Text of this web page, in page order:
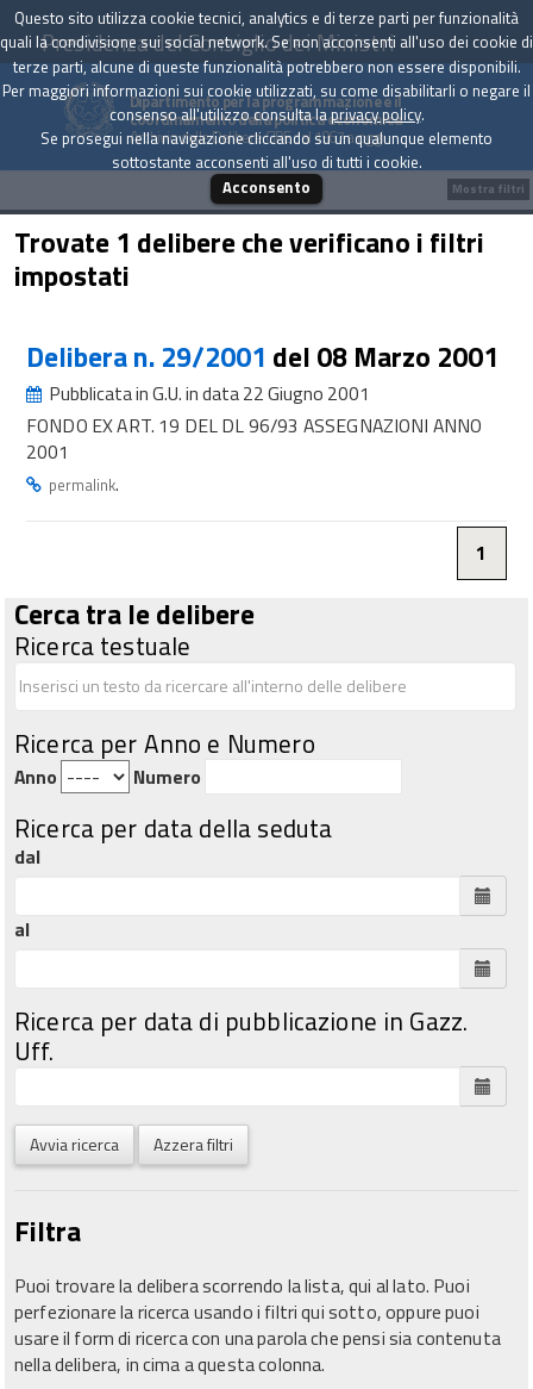
Presidenza del Consiglio dei Ministri
Dipartimento per la programmazione e il
coordinamento della politica economica
Archivio delle Delibere CIPE dal 1967 a oggi
Trovate 1 delibere che verificano i filtri
impostati
Delibera n. 29/2001 del 08 Marzo 2001
Pubblicata in G.U. in data 22 Giugno 2001
FONDO EX ART. 19 DEL DL 96/93 ASSEGNAZIONI ANNO
2001
permalink.
1
Cerca tra le delibere
Ricerca testuale
Ricerca per Anno e Numero
Anno Numero
Ricerca per data della seduta
dal
al
Ricerca per data di pubblicazione in Gazz.
Uff.
Avvia ricerca Azzera filtri
Filtra
Puoi trovare la delibera scorrendo la lista, qui al lato. Puoi
perfezionare la ricerca usando i filtri qui sotto, oppure puoi
usare il form di ricerca con una parola che pensi sia contenuta
nella delibera, in cima a questa colonna.
Mostra filtri
Questo sito utilizza cookie tecnici, analytics e di terze parti per funzionalità
quali la condivisione sui social network. Se non acconsenti all'uso dei cookie di
terze parti, alcune di queste funzionalità potrebbero non essere disponibili.
Per maggiori informazioni sui cookie utilizzati, su come disabilitarli o negare il
consenso all'utilizzo consulta laprivacy policy.
Se prosegui nella navigazione cliccando su un qualunque elemento
sottostante acconsenti all'uso di tutti i cookie.
Acconsento